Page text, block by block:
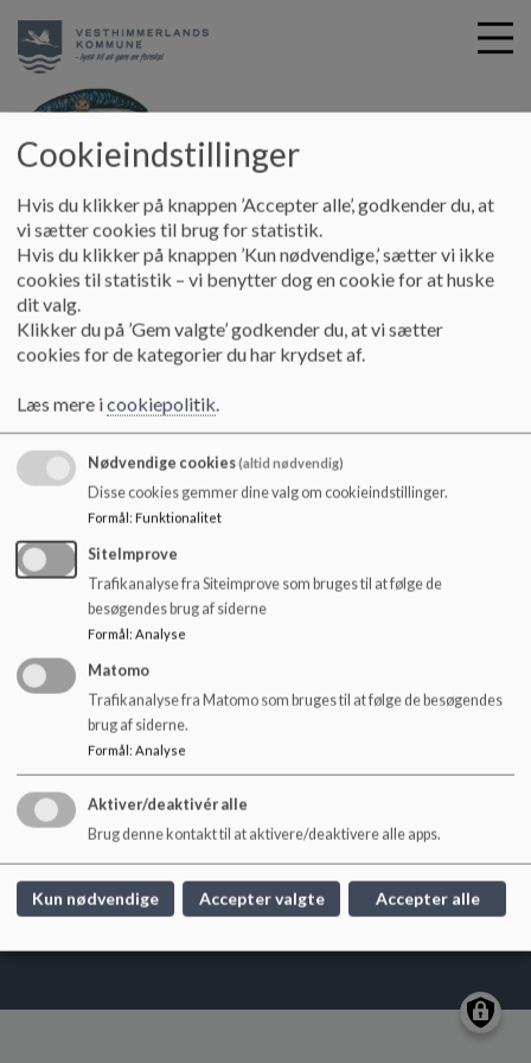
i
Løgstør Skole
SFO - Bøgen Information om SFO'en
Den gode
overgang til Løgstør Skole
Den gode overgang til Løgstør Skole
Se folder
Dokumenter
DEN GODE OVERGANG.pdf
Løgstør Skole
Bøgevej 10, 9670 Løgstør
loegstoer.skole@vesthimmerland.dk
+45 9966 8580
5798004128565
Sitemap
Cookie politik
Cookieindstillinger
Hvis du klikker på knappen ’Accepter alle’, godkender du, at
vi sætter cookies til brug for statistik.
Hvis du klikker på knappen ’Kun nødvendige,’ sætter vi ikke
cookies til statistik – vi benytter dog en cookie for at huske
dit valg.
Klikker du på ’Gem valgte’ godkender du, at vi sætter
cookies for de kategorier du har krydset af.
Læs mere icookiepolitik.
Nødvendige cookies(altid nødvendig)
Disse cookies gemmer dine valg om cookieindstillinger.
Formål: Funktionalitet
SiteImprove
Trafikanalyse fra Siteimprove som bruges til at følge de
besøgendes brug af siderne
Formål: Analyse
Matomo
Trafikanalyse fra Matomo som bruges til at følge de besøgendes
brug af siderne.
Formål: Analyse
Aktiver/deaktivér alle
Brug denne kontakt til at aktivere/deaktivere alle apps.
Kun nødvendige Accepter valgte Accepter alle